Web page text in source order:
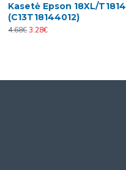
Kasetė Epson 18XL/T1814
(C13T18144012)
4.68€3.28€